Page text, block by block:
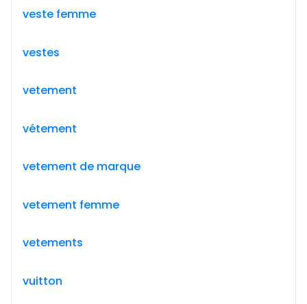
veste femme
vestes
vetement
vétement
vetement de marque
vetement femme
vetements
vuitton